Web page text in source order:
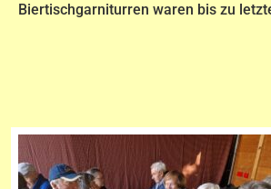
Biertischgarniturren waren bis zu